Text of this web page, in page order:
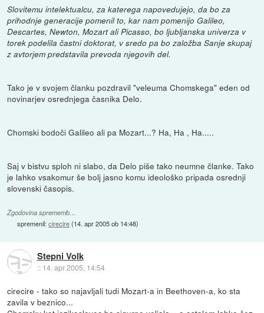
Slovitemu intelektualcu, za katerega napovedujejo, da bo za
prihodnje generacije pomenil to, kar nam pomenijo Galileo,
Descartes, Newton, Mozart ali Picasso, bo ljubljanska univerza v
torek podelila častni doktorat, v sredo pa bo založba Sanje skupaj
z avtorjem predstavila prevoda njegovih del.
Tako je v svojem članku pozdravil "veleuma Chomskega" eden od
novinarjev osrednjega časnika Delo.
Chomski bodoči Galileo ali pa Mozart...? Ha, Ha , Ha.....
Saj v bistvu sploh ni slabo, da Delo piše tako neumne članke. Tako
je lahko vsakomur še bolj jasno komu ideološko pripada osrednji
slovenski časopis.
Zgodovina sprememb…
spremenil:cirecire(14. apr 2005 ob 14:48)
Stepni Volk
:: 14. apr 2005, 14:54
cirecire - tako so najavljali tudi Mozart-a in Beethoven-a, ko sta
zavila v beznico...